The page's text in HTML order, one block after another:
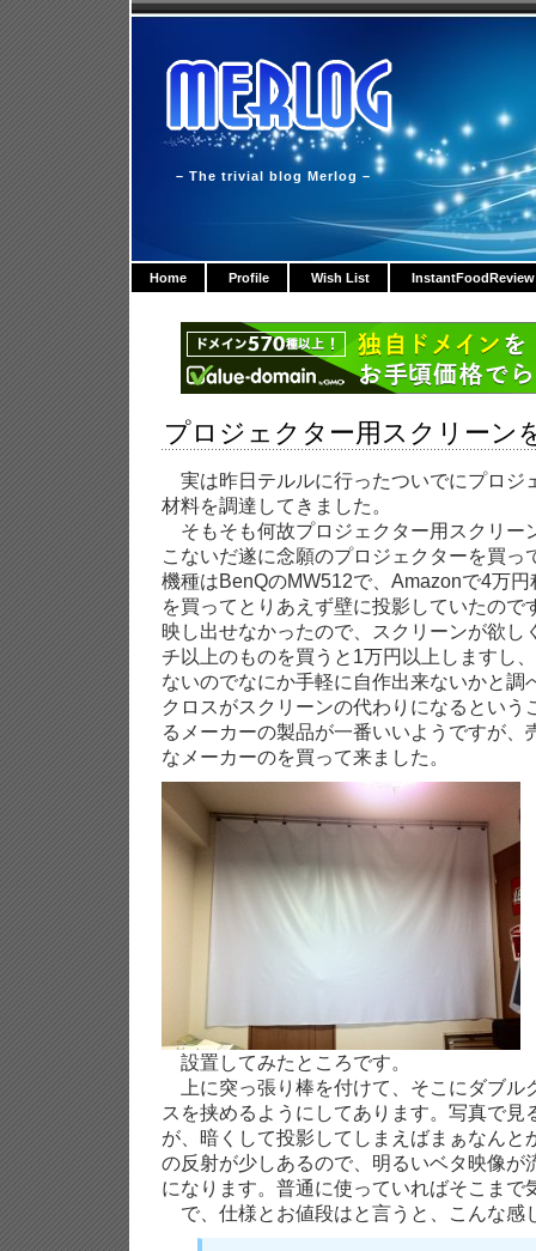
– The trivial blog Merlog –
Home Profile Wish List InstantFoodReview
プロジェクター用スクリーン
実は昨日テルルに行ったついでにプロジ
材料を調達してきました。
そもそも何故プロジェクター用スクリー
こないだ遂に念願のプロジェクターを買っ
機種はBenQのMW512で、Amazonで4万
を買ってとりあえず壁に投影していたので
映し出せなかったので、スクリーンが欲し
チ以上のものを買うと1万円以上しますし
ないのでなにか手軽に自作出来ないかと調
クロスがスクリーンの代わりになるという
るメーカーの製品が一番いいようですが、
なメーカーのを買って来ました。
設置してみたところです。
上に突っ張り棒を付けて、そこにダブル
スを挟めるようにしてあります。写真で見
が、暗くして投影してしまえばまぁなんと
の反射が少しあるので、明るいベタ映像が
になります。普通に使っていればそこまで
で、仕様とお値段はと言うと、こんな感